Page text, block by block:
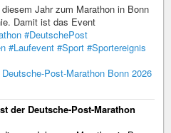
Jahr zum Marathon in Bonn
Damit ist das Event
#DeutschePost
#Laufevent #Sport #Sportereignis
Post-Marathon Bonn 2026
der Deutsche-Post-Marathon